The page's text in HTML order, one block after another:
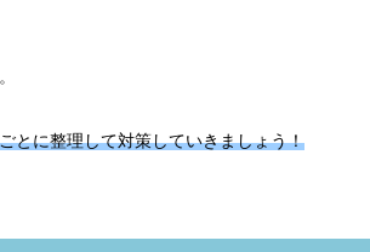
とに整理して対策していきましょう！